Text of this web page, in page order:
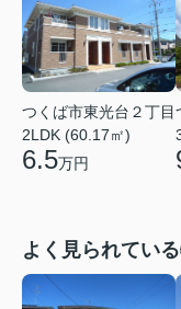
つくば市東光台２丁目
2LDK (60.17㎡)
6.5万円
よく見られてい